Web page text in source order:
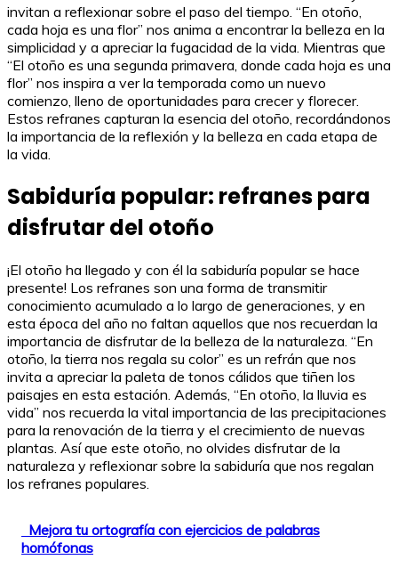
invitan a reflexionar sobre el paso del tiempo. “En otoño,
cada hoja es una flor” nos anima a encontrar la belleza en la
simplicidad y a apreciar la fugacidad de la vida. Mientras que
“El otoño es una segunda primavera, donde cada hoja es una
flor” nos inspira a ver la temporada como un nuevo
comienzo, lleno de oportunidades para crecer y florecer.
Estos refranes capturan la esencia del otoño, recordándonos
la importancia de la reflexión y la belleza en cada etapa de
la vida.
Sabiduría popular: refranes para
disfrutar del otoño
¡El otoño ha llegado y con él la sabiduría popular se hace
presente! Los refranes son una forma de transmitir
conocimiento acumulado a lo largo de generaciones, y en
esta época del año no faltan aquellos que nos recuerdan la
importancia de disfrutar de la belleza de la naturaleza. “En
otoño, la tierra nos regala su color” es un refrán que nos
invita a apreciar la paleta de tonos cálidos que tiñen los
paisajes en esta estación. Además, “En otoño, la lluvia es
vida” nos recuerda la vital importancia de las precipitaciones
para la renovación de la tierra y el crecimiento de nuevas
plantas. Así que este otoño, no olvides disfrutar de la
naturaleza y reflexionar sobre la sabiduría que nos regalan
los refranes populares.
Mejora tu ortografía con ejercicios de palabras
homófonas